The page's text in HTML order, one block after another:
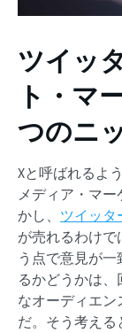
ツイッ
ト・マ
つのニ
Xと呼ばれるよ
メディア・マ
かし、 ツイッタ
が売れるわけ
う点で意見が
るかどうかは
なオーディエ
だ。そう考え